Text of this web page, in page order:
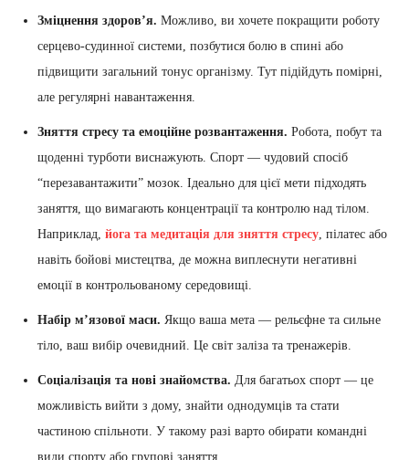
Зміцнення здоров’я. Можливо, ви хочете покращити роботу
серцево-судинної системи, позбутися болю в спині або
підвищити загальний тонус організму. Тут підійдуть помірні,
але регулярні навантаження.
Зняття стресу та емоційне розвантаження. Робота, побут та
щоденні турботи виснажують. Спорт — чудовий спосіб
“перезавантажити” мозок. Ідеально для цієї мети підходять
заняття, що вимагають концентрації та контролю над тілом.
Наприклад, йога та медитація для зняття стресу, пілатес або
навіть бойові мистецтва, де можна виплеснути негативні
емоції в контрольованому середовищі.
Набір м’язової маси. Якщо ваша мета — рельєфне та сильне
тіло, ваш вибір очевидний. Це світ заліза та тренажерів.
Соціалізація та нові знайомства. Для багатьох спорт — це
можливість вийти з дому, знайти однодумців та стати
частиною спільноти. У такому разі варто обирати командні
види спорту або групові заняття.